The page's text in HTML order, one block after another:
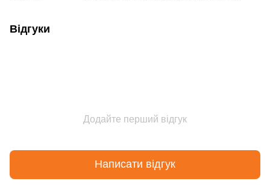
Відгуки
Додайте перший відгук
Написати відгук